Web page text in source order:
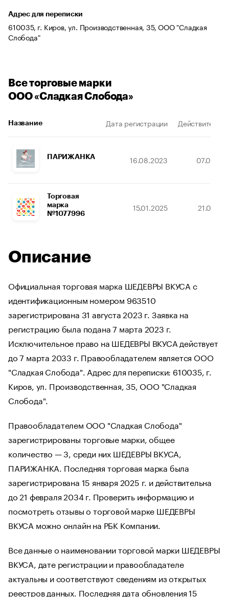
Адрес для переписки
610035, г. Киров, ул. Производственная, 35, ООО "Сладкая
Слобода"
Все торговые марки
ООО «Сладкая Слобода»
Название Дата регистрации Действителен
ПАРИЖАНКА 16.08.2023
Торговая
марка
№1077996
15.01.2025
Описание
Официальная торговая марка ШЕДЕВРЫ ВКУСА с
идентификационным номером 963510
зарегистрирована 31 августа 2023 г. Заявка на
регистрацию была подана 7 марта 2023 г.
Исключительное право на ШЕДЕВРЫ ВКУСА действует
до 7 марта 2033 г. Правообладателем является ООО
"Сладкая Слобода". Адрес для переписки: 610035, г.
Киров, ул. Производственная, 35, ООО "Сладкая
Слобода".
Правообладателем ООО "Сладкая Слобода"
зарегистрированы торговые марки, общее
количество — 3, среди них ШЕДЕВРЫ ВКУСА,
ПАРИЖАНКА. Последняя торговая марка была
зарегистрирована 15 января 2025 г. и действительна
до 21 февраля 2034 г. Проверить информацию и
посмотреть отзывы о торговой марке ШЕДЕВРЫ
ВКУСА можно онлайн на РБК Компании.
Все данные о наименовании торговой марки ШЕДЕВРЫ
ВКУСА, дате регистрации и правообладателе
актуальны и соответствуют сведениям из открытых
реестров данных. Последняя дата обновления 15